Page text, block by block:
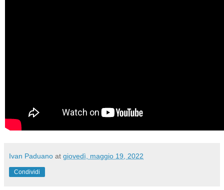
Ivan Paduano at giovedì, maggio 19, 2022
Condividi